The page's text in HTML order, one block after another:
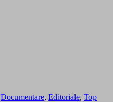
Documentare, Editoriale, Top